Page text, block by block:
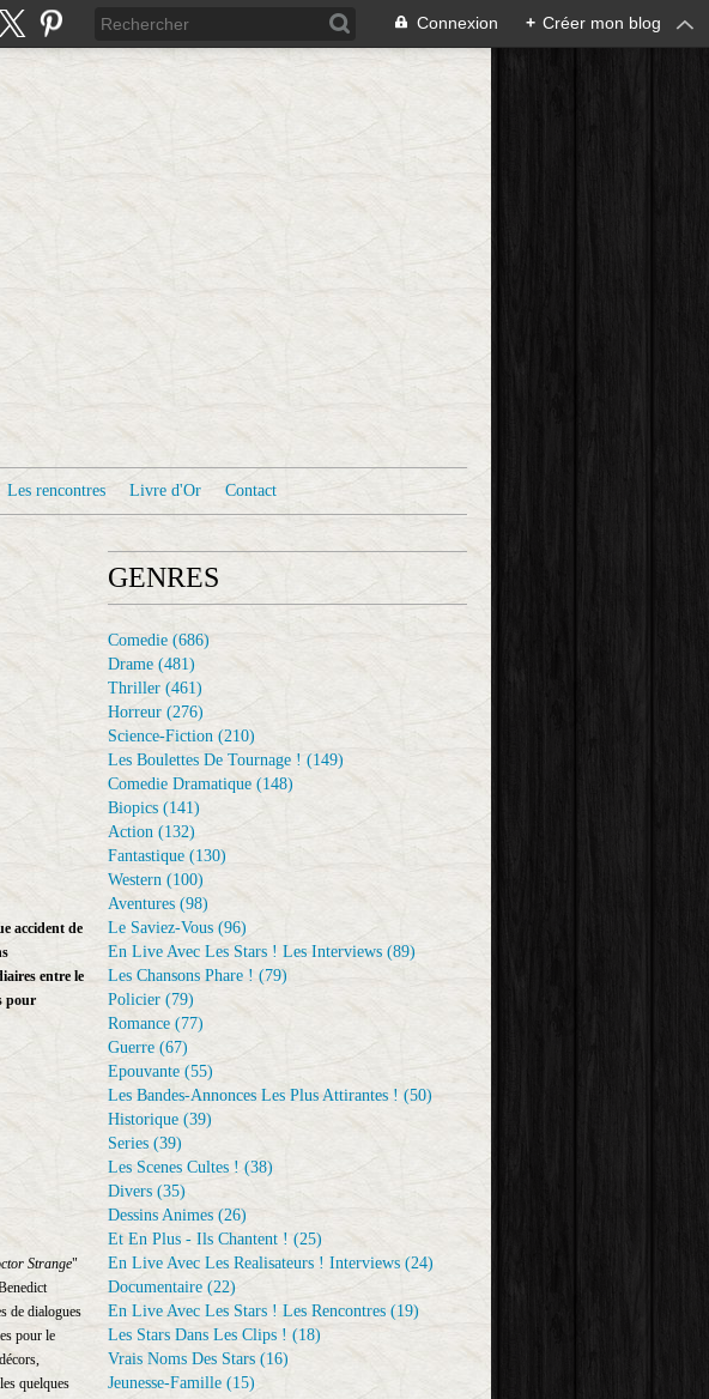
Connexion + Créer mon blog
Les rencontres Livre d'Or Contact
accident de
entre le
pour
Strange"
de dialogues
pour le
quelques
GENRES
Comedie (686)
Drame (481)
Thriller (461)
Horreur (276)
Science-Fiction (210)
Les Boulettes De Tournage ! (149)
Comedie Dramatique (148)
Biopics (141)
Action (132)
Fantastique (130)
Western (100)
Aventures (98)
Le Saviez-Vous (96)
En Live Avec Les Stars ! Les Interviews (89)
Les Chansons Phare ! (79)
Policier (79)
Romance (77)
Guerre (67)
Epouvante (55)
Les Bandes-Annonces Les Plus Attirantes ! (50)
Historique (39)
Series (39)
Les Scenes Cultes ! (38)
Divers (35)
Dessins Animes (26)
Et En Plus - Ils Chantent ! (25)
En Live Avec Les Realisateurs ! Interviews (24)
Documentaire (22)
En Live Avec Les Stars ! Les Rencontres (19)
Les Stars Dans Les Clips ! (18)
Vrais Noms Des Stars (16)
Jeunesse-Famille (15)